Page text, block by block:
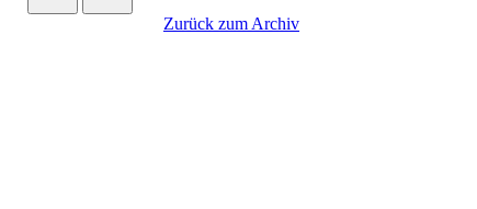
Zurück zum Archiv